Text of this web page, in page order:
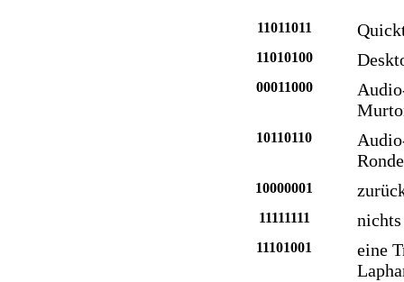
11011011
11010100
00011000
10110110
10000001
11111111
11101001
eine